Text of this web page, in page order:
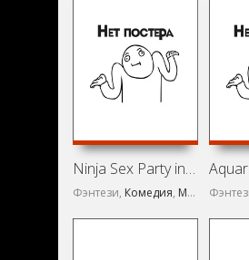
Ninja Sex Party in the Mystic Crystal (2021)
Фэнтези, Комедия, Музыка ,